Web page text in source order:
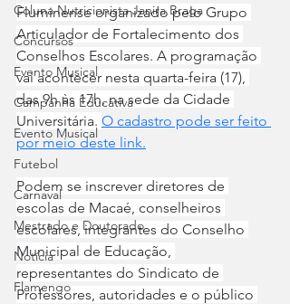
Coluna Nutricionista Janira Braga
Concursos
Evento Musical
Campanha Educativa
Evento Musical
Futebol
Carnaval
Mestrado e Doutorado
Notícia
Flamengo
Fluminense organizado pelo Grupo
Articulador de Fortalecimento dos
Conselhos Escolares. A programação
vai acontecer nesta quarta-feira (17),
das 9h às 17h, na sede da Cidade
Universitária. O cadastro pode ser feito
por meio deste link.
Podem se inscrever diretores de
escolas de Macaé, conselheiros
escolares, integrantes do Conselho
Municipal de Educação,
representantes do Sindicato de
Professores, autoridades e o público